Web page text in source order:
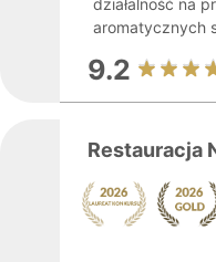
działalność na
aromatycznych
9.2
Restauracja